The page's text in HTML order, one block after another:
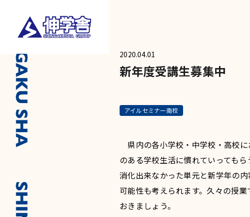
2020.04.01
新年度受講生募集中
アイルセミナー南校
県内の各小学校・中学校・高校
のある学校生活に慣れていっても
消化出来なかった単元と新学年の
可能性も考えられます。久々の授
おきましょう。